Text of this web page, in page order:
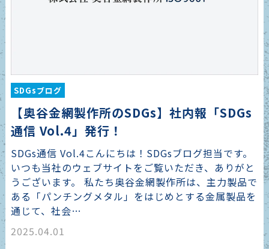
SDGsブログ
【奥谷金網製作所のSDGs】社内報「SDGs
通信 Vol.4」発行！
SDGs通信 Vol.4こんにちは！SDGsブログ担当です。
いつも当社のウェブサイトをご覧いただき、ありがと
うございます。 私たち奥谷金網製作所は、主力製品で
ある「パンチングメタル」をはじめとする金属製品を
通じて、社会…
2025.04.01